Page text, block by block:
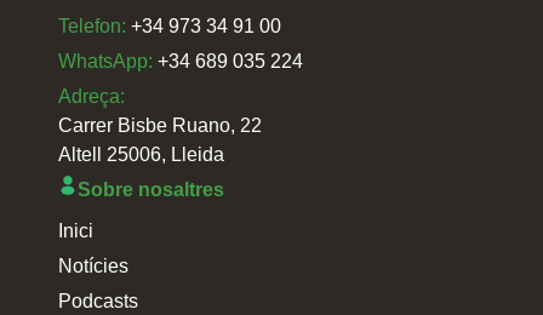
Telefon: +34 973 34 91 00
WhatsApp: +34 689 035 224
Adreça:
Carrer Bisbe Ruano, 22
Altell 25006, Lleida
Sobre nosaltres
Inici
Notícies
Podcasts